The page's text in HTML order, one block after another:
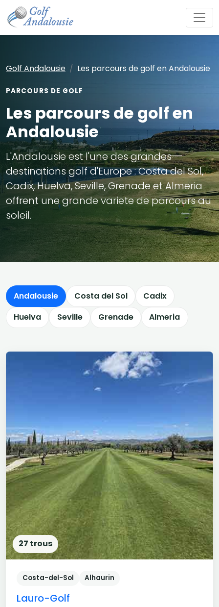
Golf Andalousie Les parcours de golf en Andalousie
PARCOURS DE GOLF
Les parcours de golf en
Andalousie
L'Andalousie est l'une des grandes
destinations golf d'Europe : Costa del Sol,
Cadix, Huelva, Seville, Grenade et Almeria
offrent une grande variete de parcours au
soleil.
Andalousie Costa del Sol
Cadix
Huelva
Seville Grenade Almeria
27 trous
Costa-del-Sol Alhaurin
Lauro-Golf